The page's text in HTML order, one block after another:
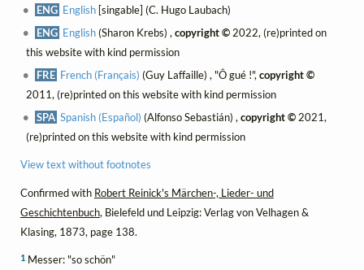
ENG English [singable] (C. Hugo Laubach)
ENG English(Sharon Krebs) ,copyright ©2022, (re)printed on
this website with kind permission
FRE French (Français) (Guy Laffaille) , "Ô gué !",copyright ©
2011, (re)printed on this website with kind permission
SPA Spanish (Español) (Alfonso Sebastián) ,copyright ©2021,
(re)printed on this website with kind permission
View text without footnotes
Confirmed with Robert Reinick's Märchen-, Lieder- und
Geschichtenbuch, Bielefeld und Leipzig: Verlag von Velhagen &
Klasing, 1873, page 138.
1Messer: "so schön"